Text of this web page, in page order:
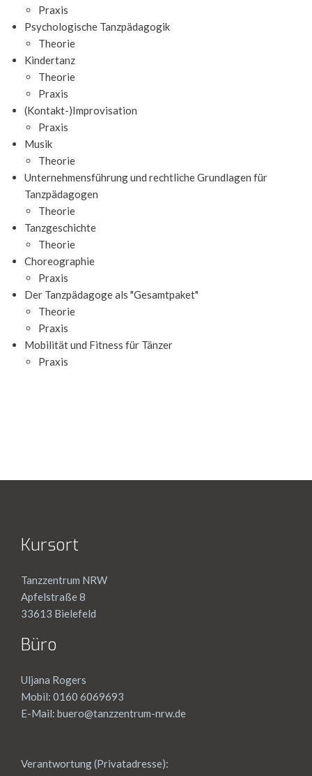
Praxis
Psychologische Tanzpädagogik
Theorie
Kindertanz
Theorie
Praxis
(Kontakt-)Improvisation
Praxis
Musik
Theorie
Unternehmensführung und rechtliche Grundlagen für
Tanzpädagogen
Theorie
Tanzgeschichte
Theorie
Choreographie
Praxis
Der Tanzpädagoge als "Gesamtpaket"
Theorie
Praxis
Mobilität und Fitness für Tänzer
Praxis
Kursort
Tanzzentrum NRW
Apfelstraße 8
33613 Bielefeld
Büro
Uljana Rogers
Mobil: 0160 6069693
E-Mail: buero@tanzzentrum-nrw.de
Verantwortung (Privatadresse):